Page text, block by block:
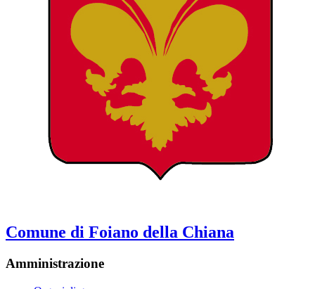
Comune di Foiano della Chiana
Amministrazione